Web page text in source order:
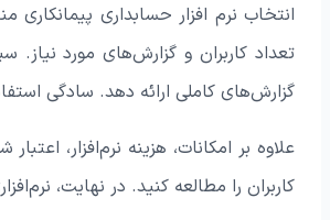
انتخاب نرم افزار حسابداری
تعداد کاربران و گزارش‌های مورد نیاز.
گزارش‌های کاملی ارائه دهد. سادگی
علاوه بر امکانات، هزینه نرم‌افزار،
کاربران را مطالعه کنید. در نهایت،